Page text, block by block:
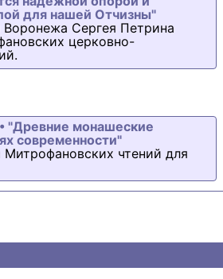
для нашей Отчизны"
Воронежа Сергея Петрина
церковно-
"Древние монашеские
современности"
Митрофановских чтений для